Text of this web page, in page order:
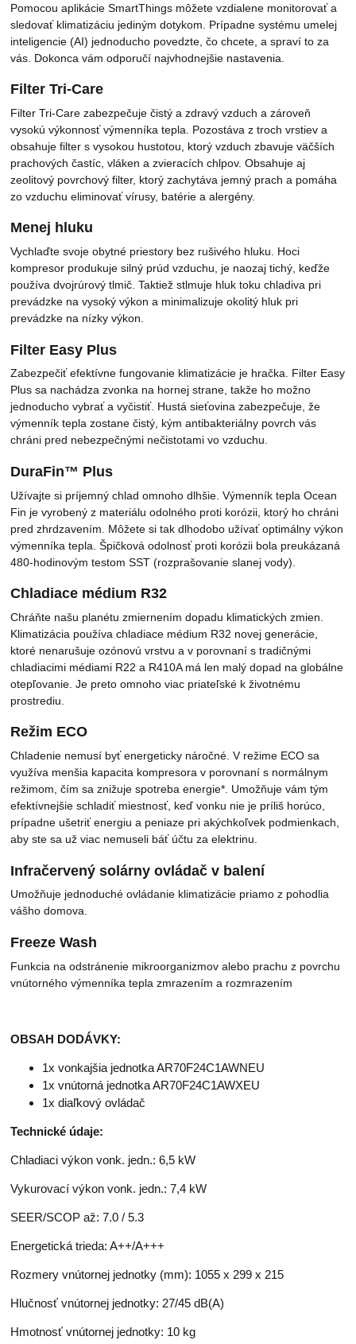
Pomocou aplikácie SmartThings môžete vzdialene monitorovať a
sledovať klimatizáciu jediným dotykom. Prípadne systému umelej
inteligencie (AI) jednoducho povedzte, čo chcete, a spraví to za
vás. Dokonca vám odporučí najvhodnejšie nastavenia.
Filter Tri-Care
Filter Tri-Care zabezpečuje čistý a zdravý vzduch a zároveň
vysokú výkonnosť výmenníka tepla. Pozostáva z troch vrstiev a
obsahuje filter s vysokou hustotou, ktorý vzduch zbavuje väčších
prachových častíc, vláken a zvieracích chlpov. Obsahuje aj
zeolitový povrchový filter, ktorý zachytáva jemný prach a pomáha
zo vzduchu eliminovať vírusy, batérie a alergény.
Menej hluku
Vychlaďte svoje obytné priestory bez rušivého hluku. Hoci
kompresor produkuje silný prúd vzduchu, je naozaj tichý, keďže
používa dvojrúrový tlmič. Taktiež stlmuje hluk toku chladiva pri
prevádzke na vysoký výkon a minimalizuje okolitý hluk pri
prevádzke na nízky výkon.
Filter Easy Plus
Zabezpečiť efektívne fungovanie klimatizácie je hračka. Filter Easy
Plus sa nachádza zvonka na hornej strane, takže ho možno
jednoducho vybrať a vyčistiť. Hustá sieťovina zabezpečuje, že
výmenník tepla zostane čistý, kým antibakteriálny povrch vás
chráni pred nebezpečnými nečistotami vo vzduchu.
DuraFin™ Plus
Užívajte si príjemný chlad omnoho dlhšie. Výmenník tepla Ocean
Fin je vyrobený z materiálu odolného proti korózii, ktorý ho chráni
pred zhrdzavením. Môžete si tak dlhodobo užívať optimálny výkon
výmenníka tepla. Špičková odolnosť proti korózii bola preukázaná
480-hodinovým testom SST (rozprašovanie slanej vody).
Chladiace médium R32
Chráňte našu planétu zmiernením dopadu klimatických zmien.
Klimatizácia používa chladiace médium R32 novej generácie,
ktoré nenarušuje ozónovú vrstvu a v porovnaní s tradičnými
chladiacimi médiami R22 a R410A má len malý dopad na globálne
otepľovanie. Je preto omnoho viac priateľské k životnému
prostrediu.
Režim ECO
Chladenie nemusí byť energeticky náročné. V režime ECO sa
využíva menšia kapacita kompresora v porovnaní s normálnym
režimom, čím sa znižuje spotreba energie*. Umožňuje vám tým
efektívnejšie schladiť miestnosť, keď vonku nie je príliš horúco,
prípadne ušetriť energiu a peniaze pri akýchkoľvek podmienkach,
aby ste sa už viac nemuseli báť účtu za elektrinu.
Infračervený solárny ovládač v balení
Umožňuje jednoduché ovládanie klimatizácie priamo z pohodlia
vášho domova.
Freeze Wash
Funkcia na odstránenie mikroorganizmov alebo prachu z povrchu
vnútorného výmenníka tepla zmrazením a rozmrazením
OBSAH DODÁVKY:
1x vonkajšia jednotka AR70F24C1AWNEU
1x vnútorná jednotka AR70F24C1AWXEU
1x diaľkový ovládač
Technické údaje:
Chladiaci výkon vonk. jedn.: 6,5 kW
Vykurovací výkon vonk. jedn.: 7,4 kW
SEER/SCOP až: 7.0 / 5.3
Energetická trieda: A++/A+++
Rozmery vnútornej jednotky (mm): 1055 x 299 x 215
Hlučnosť vnútornej jednotky: 27/45 dB(A)
Hmotnosť vnútornej jednotky: 10 kg